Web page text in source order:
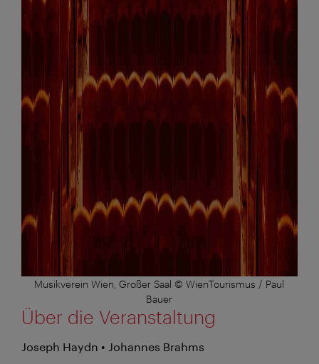
Musikverein Wien, Großer Saal © WienTourismus / Paul
Bauer
Über die Veranstaltung
Joseph Haydn • Johannes Brahms